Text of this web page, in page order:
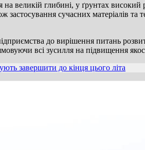
великій глибині, у ґрунтах
застосування сучасних матеріалів
до вирішення питань
всі зусилля на підвищення
завершити до кінця цього літа